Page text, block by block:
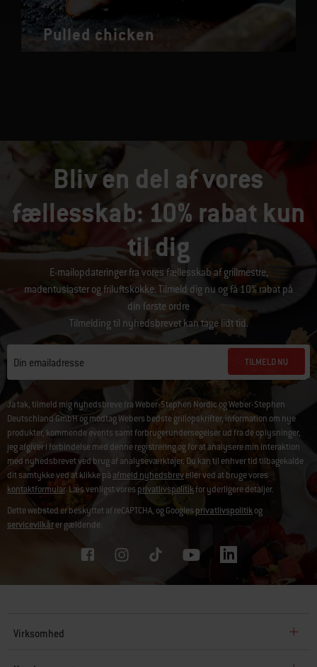
Pulled chicken
Bliv en del af vores
fællesskab: 10% rabat kun
til dig
E-mailopdateringer fra vores fællesskab af grillmestre,
madentusiaster og friluftskokke. Tilmeld dig nu og få 10% rabat på
din første ordre
Tilmelding til nyhedsbrevet kan tage lidt tid.
Din emailadresse TILMELD NU
Ja tak, tilmeld mig nyhedsbreve fra Weber-Stephen Nordic og Weber-Stephen
Deutschland GmbH og modtag Webers bedste grillopskrifter, information om nye
produkter, kommende events samt forbrugerundersøgelser ud fra de oplysninger,
jeg afgiver i forbindelse med denne registrering og for at analysere min interaktion
med nyhedsbrevet ved brug af analyseværktøjer. Du kan til enhver tid tilbagekalde
dit samtykke ved at klikke på afmeld nyhedsbreveller ved at bruge vores
kontaktformular. Læs venligst voresprivatlivspolitikfor yderligere detaljer.
Dette websted er beskyttet af reCAPTCHA, og Googlesprivatlivspolitikog
servicevilkårer gældende.
Virksomhed